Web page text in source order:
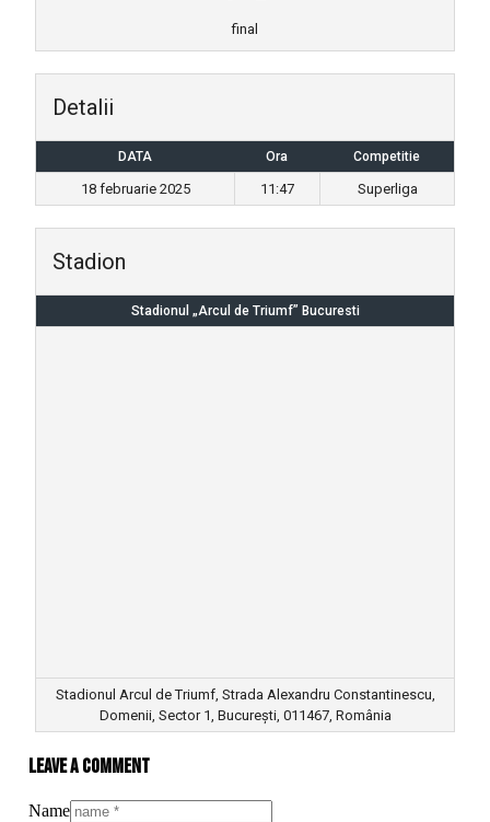
final
Detalii
DATA Ora Competitie
18 februarie 2025 11:47 Superliga
Stadion
Stadionul „Arcul de Triumf” Bucuresti
Stadionul Arcul de Triumf, Strada Alexandru Constantinescu,
Domenii, Sector 1, București, 011467, România
Leave a comment
Name